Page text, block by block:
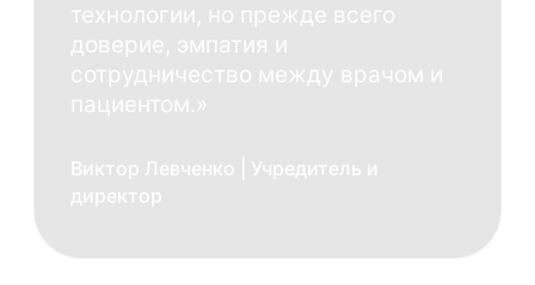
технологии, но прежде всего
доверие, эмпатия и
сотрудничество между врачом и
пациентом.»
Виктор Левченко | Учредитель и
директор